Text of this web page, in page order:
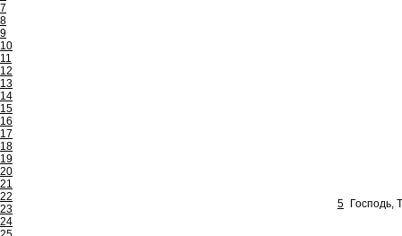
7
8
9
10
11
12
13
14
15
16
17
18
19
20
21
22
23
24
5 Господь,